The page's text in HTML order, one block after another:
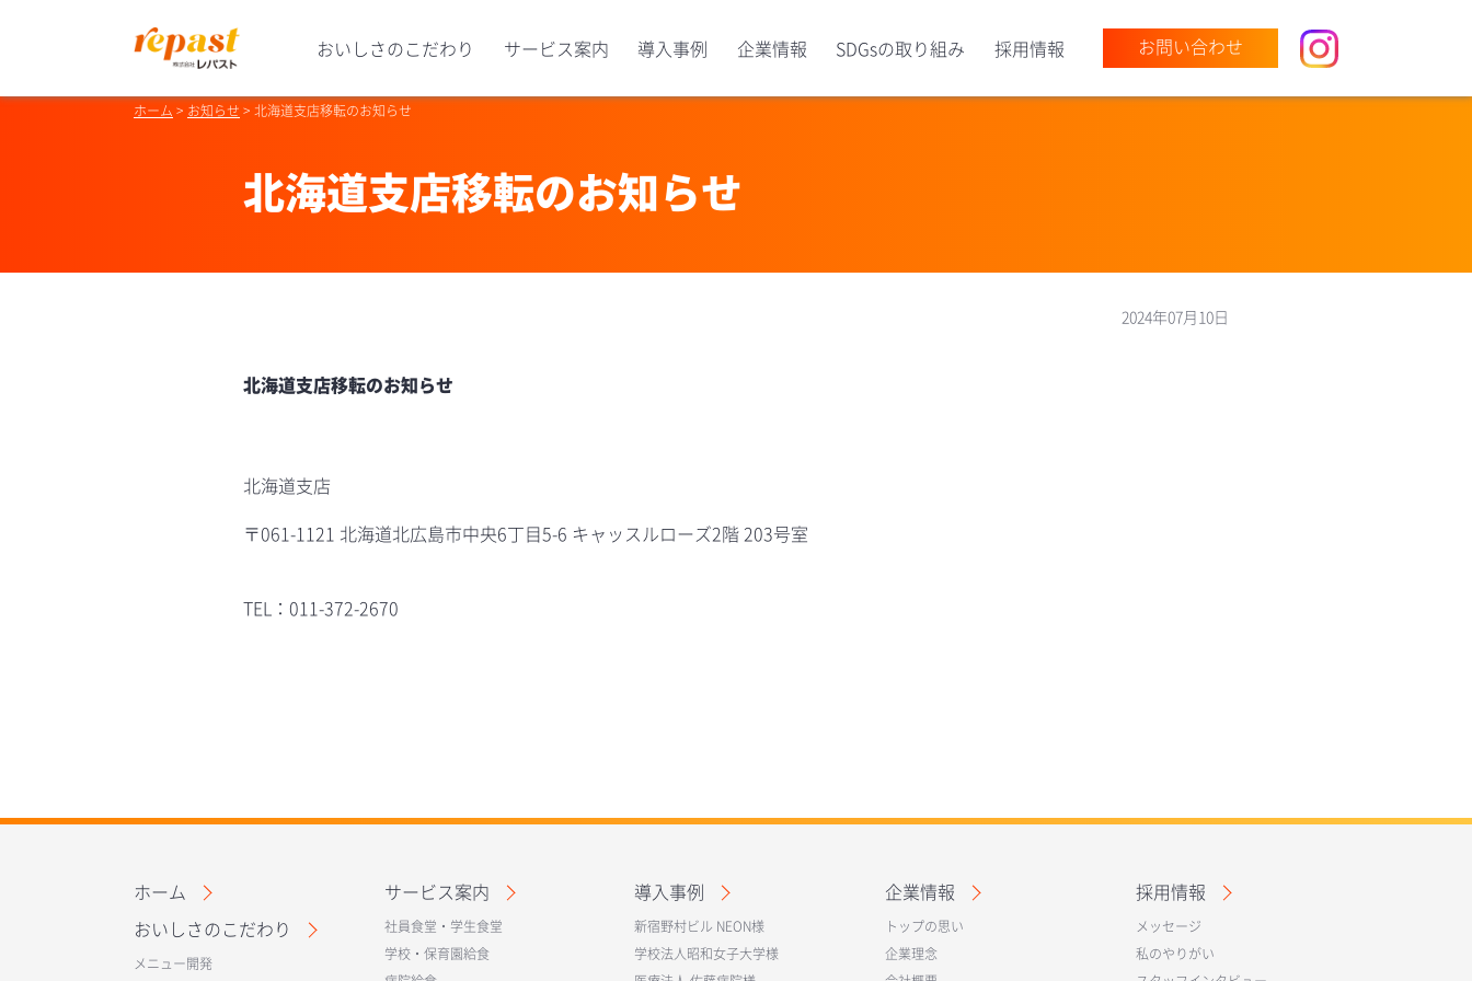
おいしさのこだわり サービス案内 導入事例 企業情報 SDGsの取り組み 採用情報 お問い合わせ
北海道支店移転のお知らせ
ホーム お知らせ 北海道支店移転のお知らせ
2024年07月10日
北海道支店移転のお知らせ
北海道支店
〒061-1121 北海道北広島市中央6丁目5-6 キャッスルローズ2階 203号室
TEL：011-372-2670
ホーム
おいしさのこだわり
メニュー開発
サービス案内
社員食堂・学生食堂
学校・保育園給食
導入事例
新宿野村ビル NEON様
学校法人昭和女子大学様
企業情報
トップの思い
企業理念
採用情報
メッセージ
私のやりがい